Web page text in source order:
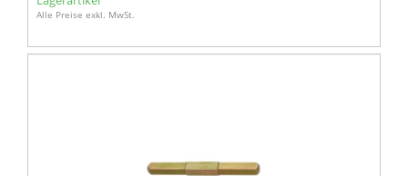
Alle Preise exkl. MwSt.